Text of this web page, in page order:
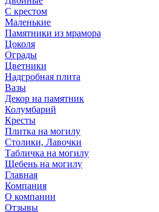
С крестом
Маленькие
Памятники из мрамора
Цоколя
Ограды
Цветники
Надгробная плита
Вазы
Декор на памятник
Колумбарий
Кресты
Плитка на могилу
Столики, Лавочки
Табличка на могилу
Щебень на могилу
Главная
Компания
О компании
Отзывы